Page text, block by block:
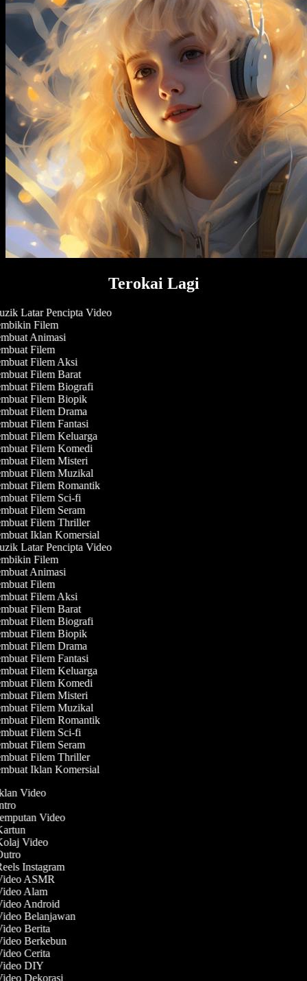
Terokai Lagi
Latar Pencipta Video
Filem
Animasi
Filem
Filem Aksi
Filem Barat
Filem Biografi
Filem Biopik
Filem Drama
Filem Fantasi
Filem Keluarga
Filem Komedi
Filem Misteri
Filem Muzikal
Filem Romantik
Filem Sci-fi
Filem Seram
Filem Thriller
Iklan Komersial
Latar Pencipta Video
Filem
Animasi
Filem
Filem Aksi
Filem Barat
Filem Biografi
Filem Biopik
Filem Drama
Filem Fantasi
Filem Keluarga
Filem Komedi
Filem Misteri
Filem Muzikal
Filem Romantik
Filem Sci-fi
Filem Seram
Filem Thriller
Iklan Komersial
Video
Video
Video
Instagram
ASMR
Alam
Android
Belanjawan
Berita
Berkebun
Cerita
DIY
Dekorasi